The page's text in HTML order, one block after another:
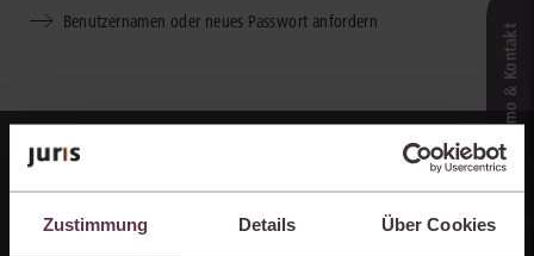
Zustimmung Details Über Cookies
Benutzernamen oder neues Passwort anfordern
Live‑Demo & Kontakt